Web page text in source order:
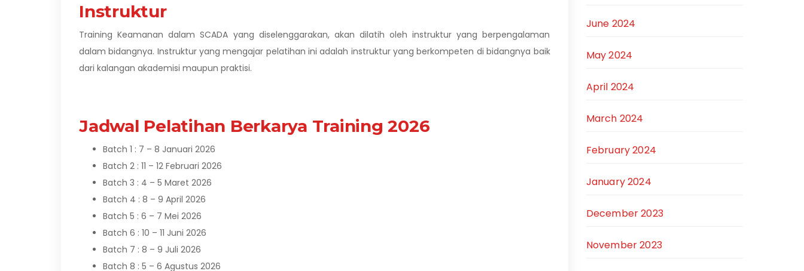
Instruktur
Training Keamanan dalam SCADA yang diselenggarakan, akan dilatih oleh instruktur yang berpengalaman
dalam bidangnya. Instruktur yang mengajar pelatihan ini adalah instruktur yang berkompeten di bidangnya baik
dari kalangan akademisi maupun praktisi.
Jadwal Pelatihan Berkarya Training 2026
Batch 1 : 7 – 8 Januari 2026
Batch 2 : 11 – 12 Februari 2026
Batch 3 : 4 – 5 Maret 2026
Batch 4 : 8 – 9 April 2026
Batch 5 : 6 – 7 Mei 2026
Batch 6 : 10 – 11 Juni 2026
Batch 7 : 8 – 9 Juli 2026
Batch 8 : 5 – 6 Agustus 2026
June 2024
May 2024
April 2024
March 2024
February 2024
January 2024
December 2023
November 2023